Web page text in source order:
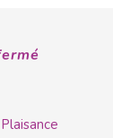
Plaisance